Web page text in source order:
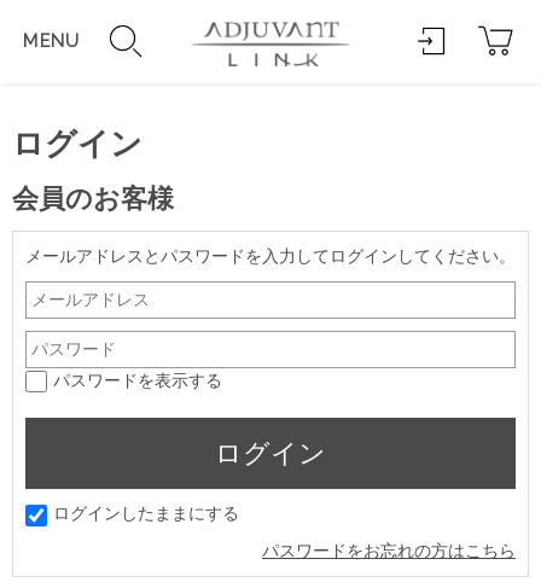
MENU
ログイン
会員のお客様
メールアドレスとパスワードを入力してログインしてください。
パスワードを表示する
ログインしたままにする
パスワードをお忘れの方はこちら